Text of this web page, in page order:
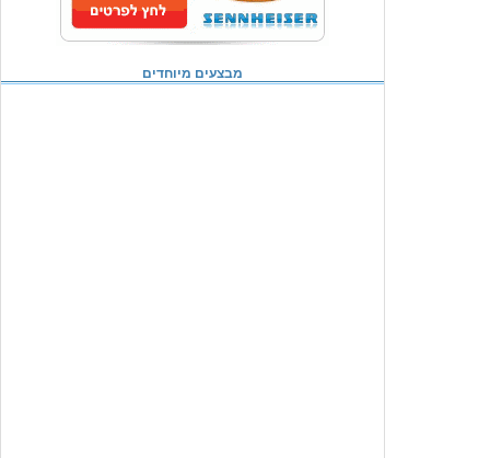
מבצעים מיוחדים